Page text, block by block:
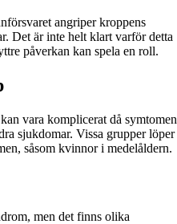
angriper kroppens
Det är inte helt klart varför detta
påverkan kan spela en roll.
vara komplicerat då symtomen
sjukdomar. Vissa grupper löper
såsom kvinnor i medelåldern.
men det finns olika